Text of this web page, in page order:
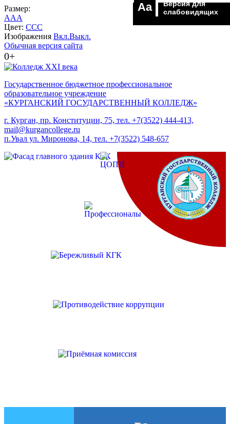
Размер:
AAA
Цвет: CCC
Изображения Вкл.Выкл.
Обычная версия сайта
0+
Aa
Версия для
слабовидящих
Государственное бюджетное профессиональное
образовательное учреждение
«КУРГАНСКИЙ ГОСУДАРСТВЕННЫЙ КОЛЛЕДЖ»
г. Курган, пр. Конституции, 75, тел. +7(3522) 444-413,
mail@kurgancollege.ru
п.Увал ул. Миронова, 14, тел. +7(3522) 548-657